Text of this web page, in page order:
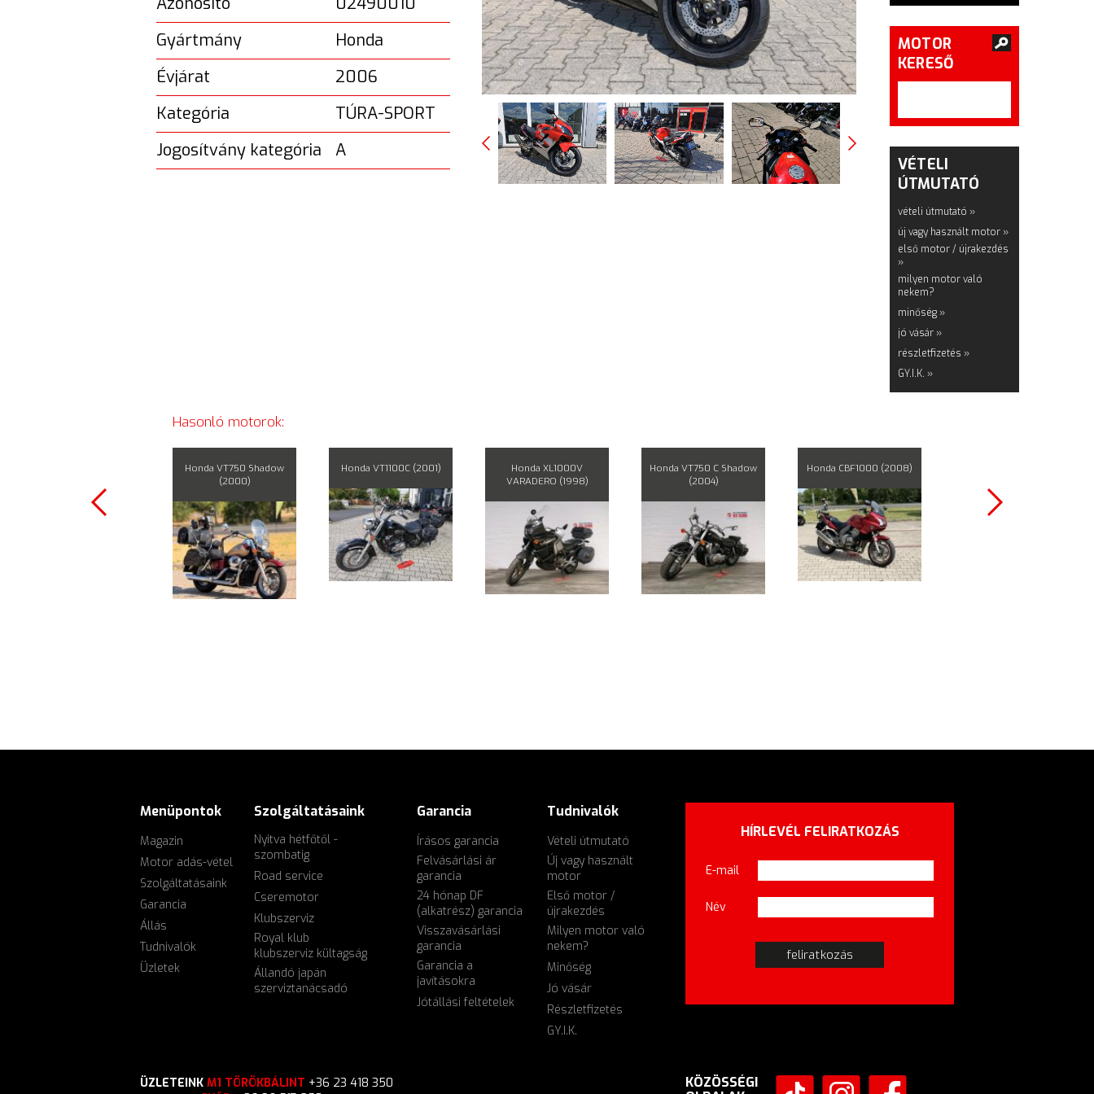
Gyártmány
Honda
Évjárat
2006
Kategória
TÚRA-SPORT
Jogosítvány kategória
A
MOTOR
KERESŐ
VÉTELI
ÚTMUTATÓ
vételi útmutató »
új vagy használt motor »
első motor / újrakezdés
»
milyen motor való
nekem?
minőség »
jó vásár »
részletfizetés »
GY.I.K. »
Hasonló motorok:
Honda VT750 Shadow
(2000)
Honda VT1100C (2001)
Honda XL1000V
VARADERO (1998)
Honda VT750 C Shadow
(2004)
Honda CBF1000 (2008)
Menüpontok
Magazin
Motor adás-vétel
Szolgáltatásaink
Garancia
Állás
Tudnivalók
Üzletek
Szolgáltatásaink
Nyitva hétfőtől -
szombatig
Road service
Cseremotor
Klubszerviz
Royal klub
klubszerviz kültagság
Állandó japán
szerviztanácsadó
Garancia
Írásos garancia
Felvásárlási ár
garancia
24 hónap DF
(alkatrész) garancia
Visszavásárlási
garancia
Garancia a
javításokra
Jótállási feltételek
Tudnivalók
Vételi útmutató
Új vagy használt
motor
Első motor /
újrakezdés
Milyen motor való
nekem?
Minőség
Jó vásár
Részletfizetés
GY.I.K.
HÍRLEVÉL FELIRATKOZÁS
E-mail
Név
ÜZLETEINK M1 TÖRÖKBÁLINT +36 23 418 350
KÖZÖSSÉGI